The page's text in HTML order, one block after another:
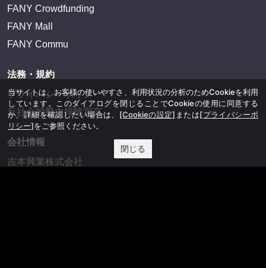
FANY Crowdfunding
FANY Mall
FANY Commu
法務・規約
プライバシーポリシー
反社会的勢力排除宣言
会社情報
吉本興業株式会社
当サイトは、お客様の使いやすさ、利用状況の分析のためCookieを利用
しています。このダイアログを閉じることでCookieの使用に同意する
か、詳細を確認したい場合は、 [Cookieの設定] または[プライバシーポ
リシー]をご参照ください。
閉じる